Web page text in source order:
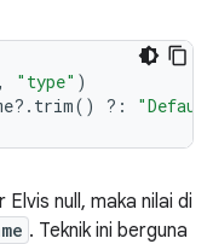
, "type" )
?. trim() ?:
null, maka nilai di
. Teknik ini berguna